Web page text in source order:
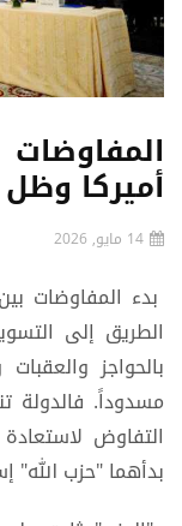
المفاوضات
أميركا وظل
14 مايو, 2026
بدء المفاوضات
الطريق إلى
بالحواجز
مسدوداً. فالدولة
التفاوض
بدأهما "حزب الله"